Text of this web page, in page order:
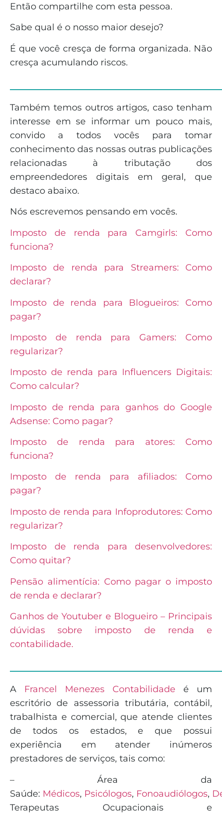
Então compartilhe com esta pessoa.
Sabe qual é o nosso maior desejo?
É que você cresça de forma organizada. Não
cresça acumulando riscos.
Também temos outros artigos, caso tenham
interesse em se informar um pouco mais,
convido a todos vocês para tomar
conhecimento das nossas outras publicações
relacionadas à tributação dos
empreendedores digitais em geral, que
destaco abaixo.
Nós escrevemos pensando em vocês.
Imposto de renda para Camgirls: Como
funciona?
Imposto de renda para Streamers: Como
declarar?
Imposto de renda para Blogueiros: Como
pagar?
Imposto de renda para Gamers: Como
regularizar?
Imposto de renda para Influencers Digitais:
Como calcular?
Imposto de renda para ganhos do Google
Adsense: Como pagar?
Imposto de renda para atores: Como
funciona?
Imposto de renda para afiliados: Como
pagar?
Imposto de renda para Infoprodutores: Como
regularizar?
Imposto de renda para desenvolvedores:
Como quitar?
Pensão alimentícia: Como pagar o imposto
de renda e declarar?
Ganhos de Youtuber e Blogueiro – Principais
dúvidas sobre imposto de renda e
contabilidade.
A Francel Menezes Contabilidade é um
escritório de assessoria tributária, contábil,
trabalhista e comercial, que atende clientes
de todos os estados, e que possui
experiência em atender inúmeros
prestadores de serviços, tais como:
– Área da
Saúde: Médicos, Psicólogos, Fonoaudiólogos,
Terapeutas Ocupacionais e